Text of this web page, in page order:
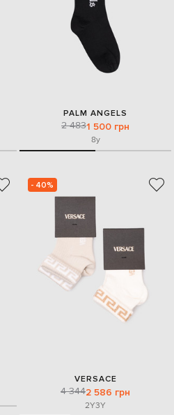
PALM ANGELS
2 4831 500 грн
8y
- 40%
VERSACE
4 3442 586 грн
2Y3Y